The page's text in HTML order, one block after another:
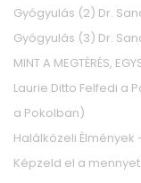
Gyógyulás (2) Dr.
Gyógyulás (3) Dr.
MINT A MEGTÉRÉS,
Laurie Ditto Felfedi a
a Pokolban)
Halálközeli Élmények
Képzeld el a